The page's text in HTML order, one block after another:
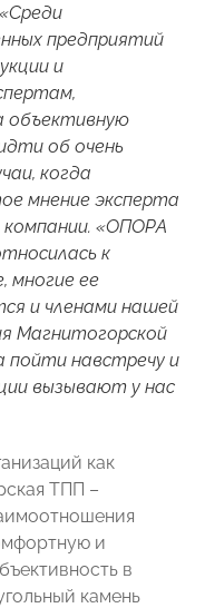
«Среди
предприятий
и
объективную
об очень
когда
мнение эксперта
«ОПОРА
к
многие ее
и членами нашей
Магнитогорской
пойти навстречу и
вызывают у нас
как
ТПП –
и
в
камень